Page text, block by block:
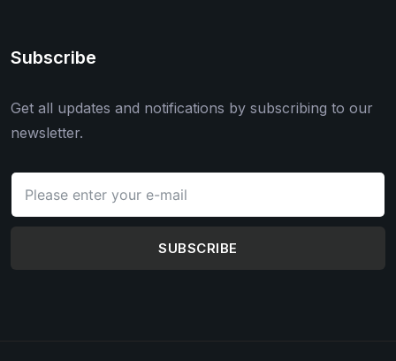
Subscribe
Get all updates and notifications by subscribing to our
newsletter.
SUBSCRIBE